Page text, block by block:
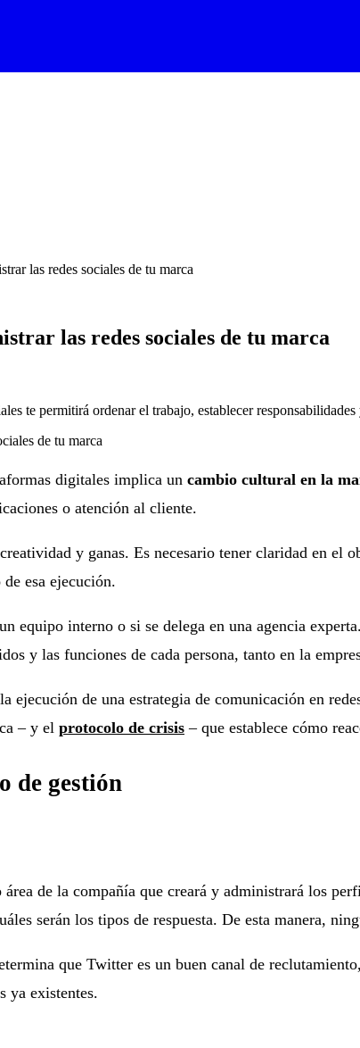
las redes sociales de tu marca
las redes sociales de tu marca
te permitirá ordenar el trabajo, establecer
digitales implica un cambio cultural en la
o atención al cliente.
y ganas. Es necesario tener claridad en el
esa ejecución.
equipo interno o si se delega en una agencia
y las funciones de cada persona, tanto en la
ejecución de una estrategia de comunicación en
– y el protocolo de crisis – que establece cómo
de gestión
de la compañía que creará y administrará los
serán los tipos de respuesta. De esta manera,
que Twitter es un buen canal de
ya existentes.